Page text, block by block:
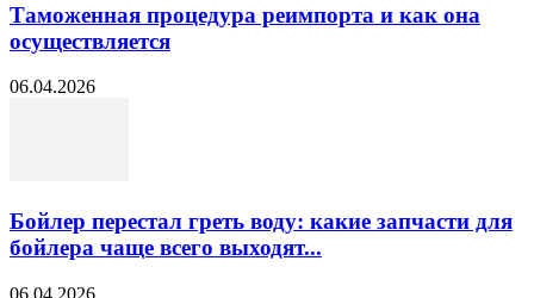
Таможенная процедура реимпорта и как она
осуществляется
06.04.2026
Бойлер перестал греть воду: какие запчасти для
бойлера чаще всего выходят...
06.04.2026